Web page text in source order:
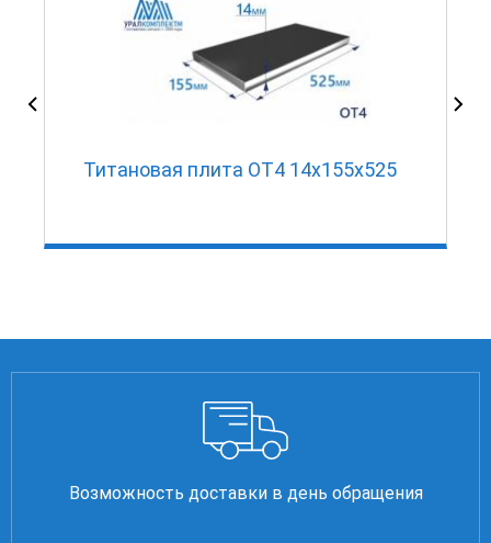
Титановая плита ОТ4 14х155х525
Возможность доставки в день обращения